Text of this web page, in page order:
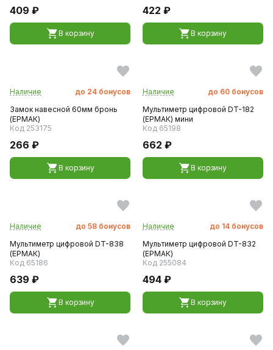
409 ₽
В корзину
422 ₽
В корзину
Наличие до 24 бонусов
Замок навесной 60мм бронь
(ЕРМАК)
Код 253175
266 ₽
В корзину
Наличие до 60 бонусов
Мультиметр цифровой DT-182
(ЕРМАК) мини
Код 65198
662 ₽
В корзину
Наличие до 58 бонусов
Мультиметр цифровой DT-838
(ЕРМАК)
Код 65186
639 ₽
В корзину
Наличие до 14 бонусов
Мультиметр цифровой DT-832
(ЕРМАК)
Код 255084
494 ₽
В корзину